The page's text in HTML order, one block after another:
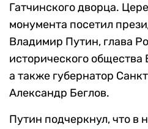
Гатчинского дворца.
монумента посетил
Владимир Путин, глава
исторического
а также губернатор
Александр Беглов.
Путин подчеркнул, что в